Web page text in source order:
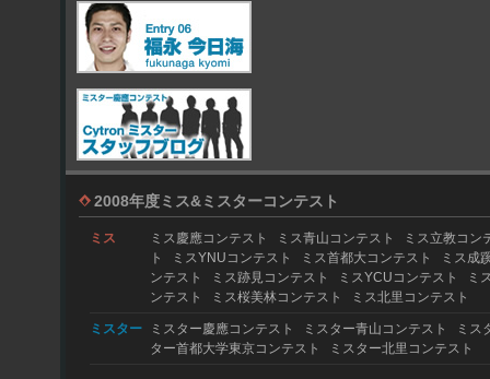
2008年度ミス&ミスターコンテスト
ミス ミス慶應コンテスト ミス青山コンテスト
ミス立教コン
ト
ミスYNUコンテスト ミス首都大コンテスト
ミス成
ンテスト
ミス跡見コンテスト ミスYCUコンテスト
ミ
ンテスト
ミス桜美林コンテスト ミス北里コンテスト
ミスター ミスター慶應コンテスト ミスター青山コンテスト
ミス
ター首都大学東京コンテスト
ミスター北里コンテスト